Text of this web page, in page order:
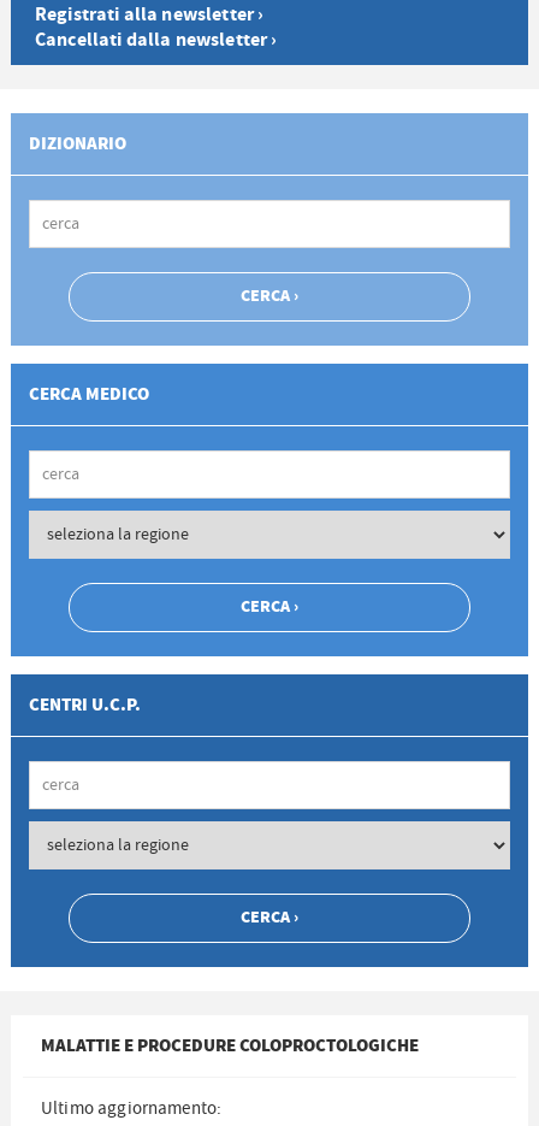
Registrati alla newsletter ›
Cancellati dalla newsletter ›
DIZIONARIO
CERCA MEDICO
CENTRI U.C.P.
MALATTIE E PROCEDURE COLOPROCTOLOGICHE
Ultimo aggiornamento: